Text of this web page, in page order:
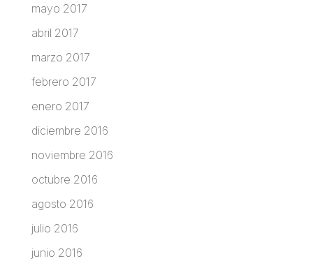
mayo 2017
abril 2017
marzo 2017
febrero 2017
enero 2017
diciembre 2016
noviembre 2016
octubre 2016
agosto 2016
julio 2016
junio 2016